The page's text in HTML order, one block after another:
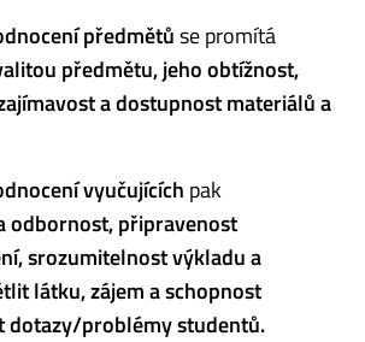
předmětůse promítá
předmětu, jeho obtížnost,
a dostupnost materiálů a
vyučujících pak
odbornost,připravenost
srozumitelnost výkladu a
látku,zájem a schopnost
dotazy/problémy studentů.